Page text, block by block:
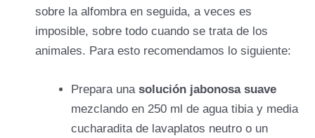
sobre la alfombra en seguida, a veces es
imposible, sobre todo cuando se trata de los
animales. Para esto recomendamos lo siguiente:
Prepara una solución jabonosa suave
mezclando en 250 ml de agua tibia y media
cucharadita de lavaplatos neutro o un